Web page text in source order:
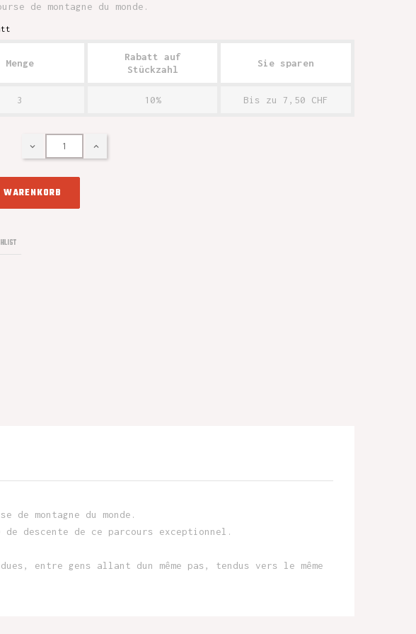
de montagne du monde.
Menge
Rabatt auf
Stückzahl
Sie sparen
3 10% Bis zu 7,50 CHF
montagne du monde.
de descente de ce parcours exceptionnel.
entre gens allant dun même pas, tendus vers le même